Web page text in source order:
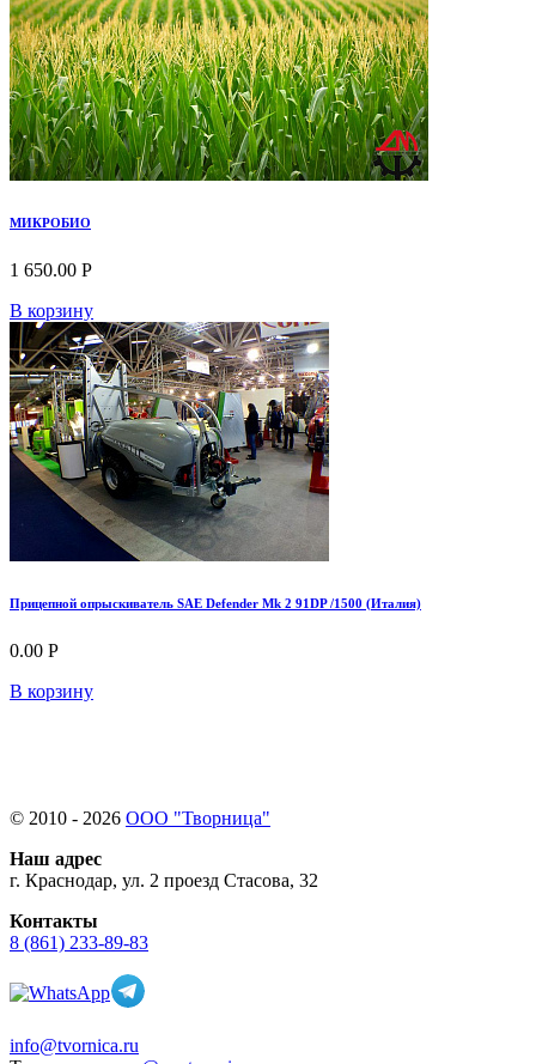
МИКРОБИО
1 650.00 Р
В корзину
Прицепной опрыскиватель SAE Defender Mk 2 91DP /1500 (Италия)
0.00 Р
В корзину
© 2010 - 2026 ООО "Творница"
Наш адрес
г. Краснодар, ул. 2 проезд Стасова, 32
Контакты
8 (861) 233-89-83
info@tvornica.ru